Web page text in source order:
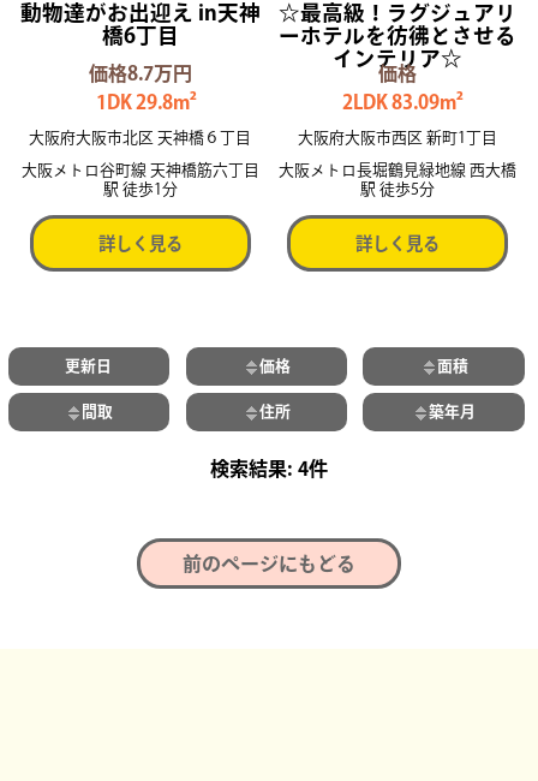
動物達がお出迎え in天神
橋6丁目
価格8.7万円
1DK 29.8m²
大阪府大阪市北区 天神橋６丁目
大阪メトロ谷町線 天神橋筋六丁目
駅 徒歩1分
詳しく見る
☆最高級！ラグジュアリ
ーホテルを彷彿とさせる
インテリア☆
価格
2LDK 83.09m²
大阪府大阪市西区 新町1丁目
大阪メトロ長堀鶴見緑地線 西大橋
駅 徒歩5分
詳しく見る
更新日 価格 面積
間取 住所 築年月
4件
前のページにもどる